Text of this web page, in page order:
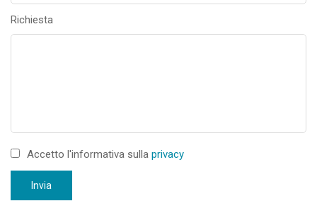
Richiesta
Accetto l'informativa sulla privacy
Invia